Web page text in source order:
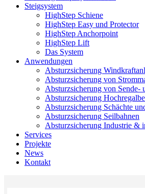
Steigsystem
HighStep Schiene
HighStep Easy und Protector
HighStep Anchorpoint
HighStep Lift
Das System
Anwendungen
Absturzsicherung
Absturzsicherung von
Absturzsicherung von Sende-
Absturzsicherung
Absturzsicherung Schächte
Absturzsicherung Seilbahnen
Absturzsicherung Industrie &
Services
Projekte
News
Kontakt